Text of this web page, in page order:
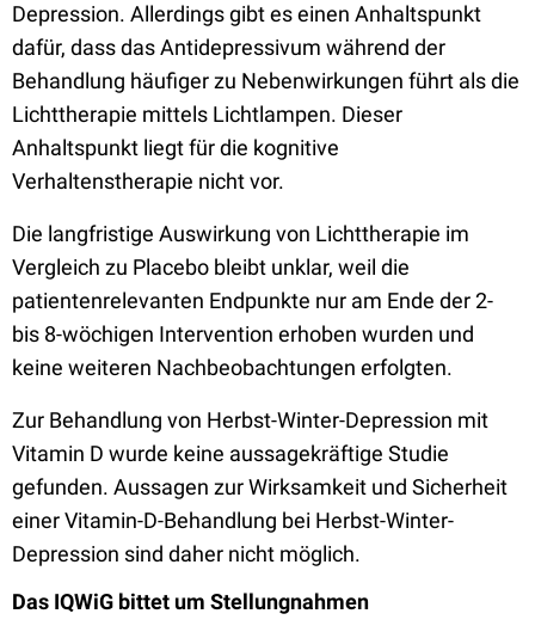
Depression. Allerdings gibt es einen Anhaltspunkt
dafür, dass das Antidepressivum während der
Behandlung häufiger zu Nebenwirkungen führt als die
Lichttherapie mittels Lichtlampen. Dieser
Anhaltspunkt liegt für die kognitive
Verhaltenstherapie nicht vor.
Die langfristige Auswirkung von Lichttherapie im
Vergleich zu Placebo bleibt unklar, weil die
patientenrelevanten Endpunkte nur am Ende der 2-
bis 8-wöchigen Intervention erhoben wurden und
keine weiteren Nachbeobachtungen erfolgten.
Zur Behandlung von Herbst-Winter-Depression mit
Vitamin D wurde keine aussagekräftige Studie
gefunden. Aussagen zur Wirksamkeit und Sicherheit
einer Vitamin-D-Behandlung bei Herbst-Winter-
Depression sind daher nicht möglich.
Das IQWiG bittet um Stellungnahmen